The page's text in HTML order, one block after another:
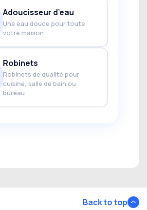
Adoucisseur d’eau
Une eau douce pour toute
votre maison
Robinets
Robinets de qualité pour
cuisine, salle de bain ou
bureau
Back to top